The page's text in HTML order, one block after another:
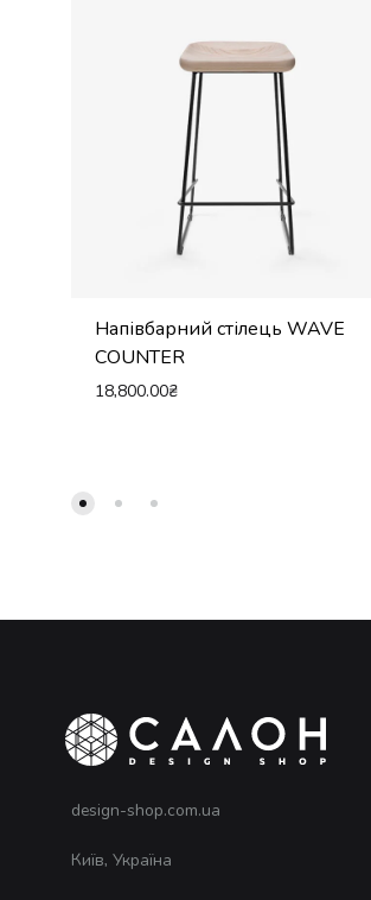
Напівбарний стілець WAVE
COUNTER
18,800.00₴
design-shop.com.ua
Київ, Україна